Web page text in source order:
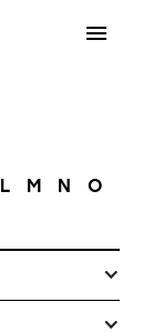
L M N O